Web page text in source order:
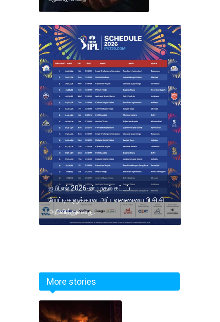
ஐ.பி.எல் 2026-ன் முதல் கட்டப்
போட்டிகளுக்கான அட்டவணையை பி.சி.சி
அறிவித்துள்ளது.
More stories